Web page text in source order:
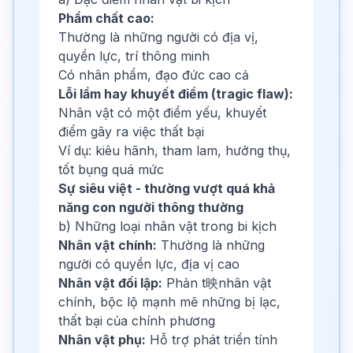
Phẩm chất cao:
Thường là những người có địa vị,
quyền lực, trí thông minh
Có nhân phẩm, đạo đức cao cả
Lỗi lầm hay khuyết điểm (tragic flaw):
Nhân vật có một điểm yếu, khuyết
điểm gây ra việc thất bại
Ví dụ: kiêu hãnh, tham lam, hưởng thụ,
tốt bụng quá mức
Sự siêu việt - thường vượt quá khả
năng con người thông thường
b) Những loại nhân vật trong bi kịch
Nhân vật chính: Thường là những
người có quyền lực, địa vị cao
Nhân vật đối lập: Phản t映nhân vật
chính, bộc lộ mạnh mẽ những bị lạc,
thất bại của chính phương
Nhân vật phụ: Hỗ trợ phát triển tính